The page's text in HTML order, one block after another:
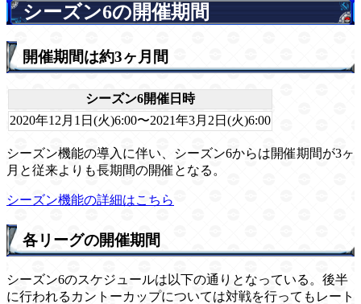
シーズン6の開催期間
開催期間は約3ヶ月間
シーズン6開催日時
2020年12月1日(火)6:00〜2021年3月2日(火)6:00
シーズン機能の導入に伴い、シーズン6からは開催期間が3ヶ
月と従来よりも長期間の開催となる。
シーズン機能の詳細はこちら
各リーグの開催期間
シーズン6のスケジュールは以下の通りとなっている。後半
に行われるカントーカップについては対戦を行ってもレート